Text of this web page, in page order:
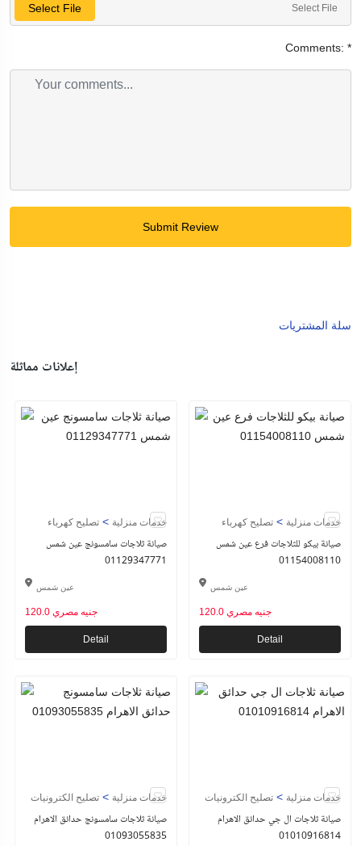
Select File Select File
Comments: *
Submit Review
سلة المشتريات
إعلانات مماثلة
خدمات منزلية > تصليح كهرباء
صيانة ثلاجات سامسونج عين شمس
01129347771
عين شمس
120.0 جنيه مصري
Detail
خدمات منزلية > تصليح كهرباء
صيانة بيكو للثلاجات فرع عين شمس
01154008110
عين شمس
120.0 جنيه مصري
Detail
خدمات منزلية > تصليح الكترونيات
صيانة ثلاجات سامسونج حدائق الاهرام
01093055835
خدمات منزلية > تصليح الكترونيات
صيانة ثلاجات ال جي حدائق الاهرام
01010916814